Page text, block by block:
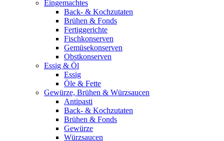
Eingemachtes
Back- & Kochzutaten
Brühen & Fonds
Fertiggerichte
Fischkonserven
Gemüsekonserven
Obstkonserven
Essig & Öl
Essig
Öle & Fette
Gewürze, Brühen & Würzsaucen
Antipasti
Back- & Kochzutaten
Brühen & Fonds
Gewürze
Würzsaucen